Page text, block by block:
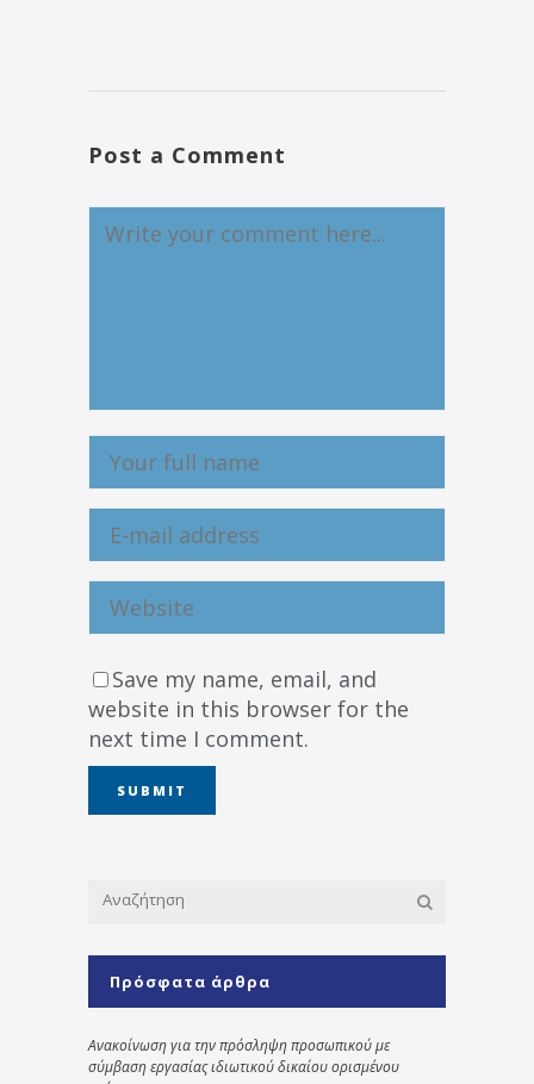
Post a Comment
Save my name, email, and
website in this browser for the
next time I comment.
Πρόσφατα άρθρα
Ανακοίνωση για την πρόσληψη προσωπικού με
σύμβαση εργασίας ιδιωτικού δικαίου ορισμένου